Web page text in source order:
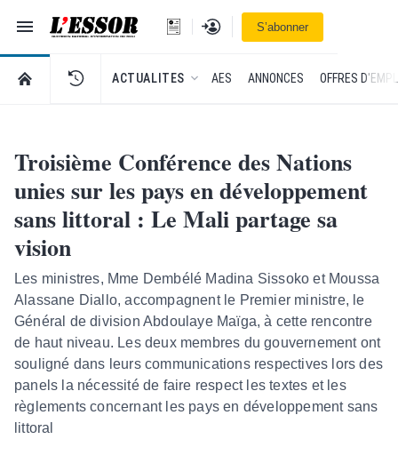
Navigation
L'Essor - retour à la une
Se connecterS’abonner
RETOUR À LA PAGE D’ACCUEIL DE L'ESSOR
ACTUALITES AES ANNONCES OFFRES
Troisième Conférence des Nations
unies sur les pays en développement
sans littoral : Le Mali partage sa
vision
Les ministres, Mme Dembélé Madina Sissoko et Moussa
Alassane Diallo, accompagnent le Premier ministre, le
Général de division Abdoulaye Maïga, à cette rencontre
de haut niveau. Les deux membres du gouvernement ont
souligné dans leurs communications respectives lors des
panels la nécessité de faire respect les textes et les
règlements concernant les pays en développement sans
littoral